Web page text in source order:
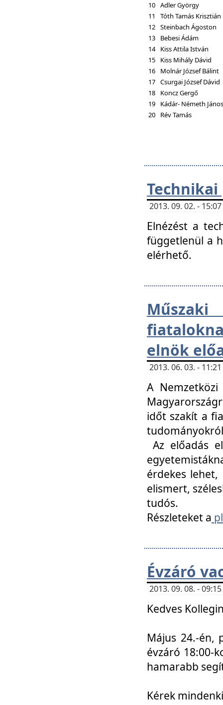
10 Adler György
11
Tóth Tamás Krisztián
12 Steinbach Ágoston
13
Bebesi Ádám
14 Kiss Attila István
15
Kiss Mihály Dávid
16
Molnár József Bálint
17 Csurgai József Dávid
18
Koncz Gergő
19
Kádár- Németh János
20
Rév Tamás
2013. 09. 02. -
Elnézést a
függetlenül a
elérhető.
elnök
2013. 06. 03. -
A
időt szakít a
Az előadás
érdekes lehet,
elismert,
tudós.
Részleteket a
Évzáró
2013. 09. 08. -
Kedves
Május 24.-én,
évzáró 18:00-
hamarabb
Kérek